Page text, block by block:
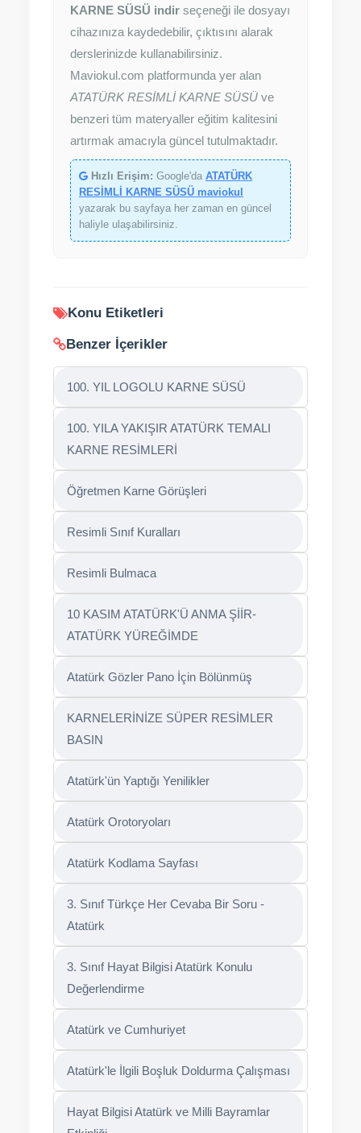
KARNE SÜSÜ indir seçeneği ile dosyayı
cihazınıza kaydedebilir, çıktısını alarak
derslerinizde kullanabilirsiniz.
Maviokul.com platformunda yer alan
ATATÜRK RESİMLİ KARNE SÜSÜ ve
benzeri tüm materyaller eğitim kalitesini
artırmak amacıyla güncel tutulmaktadır.
Hızlı Erişim: Google'da ATATÜRK
RESİMLİ KARNE SÜSÜ maviokul
yazarak bu sayfaya her zaman en güncel
haliyle ulaşabilirsiniz.
Konu Etiketleri
Benzer İçerikler
100. YIL LOGOLU KARNE SÜSÜ
100. YILA YAKIŞIR ATATÜRK TEMALI
KARNE RESİMLERİ
Öğretmen Karne Görüşleri
Resimli Sınıf Kuralları
Resimli Bulmaca
10 KASIM ATATÜRK'Ü ANMA ŞİİR-
ATATÜRK YÜREĞİMDE
Atatürk Gözler Pano İçin Bölünmüş
KARNELERİNİZE SÜPER RESİMLER
BASIN
Atatürk'ün Yaptığı Yenilikler
Atatürk Orotoryoları
Atatürk Kodlama Sayfası
3. Sınıf Türkçe Her Cevaba Bir Soru -
Atatürk
3. Sınıf Hayat Bilgisi Atatürk Konulu
Değerlendirme
Atatürk ve Cumhuriyet
Atatürk'le İlgili Boşluk Doldurma Çalışması
Hayat Bilgisi Atatürk ve Milli Bayramlar